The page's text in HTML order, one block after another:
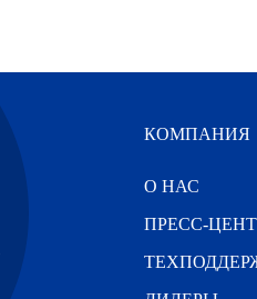
КОМПАНИЯ
О НАС
ПРЕСС-